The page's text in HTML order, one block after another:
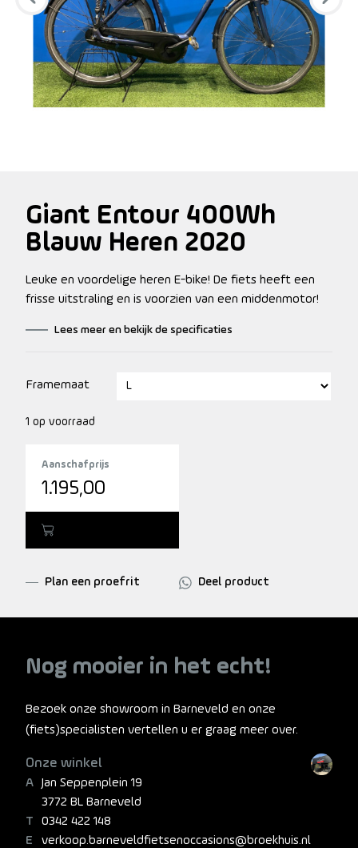
Giant Entour 400Wh
Blauw Heren 2020
Leuke en voordelige heren E-bike! De fiets heeft een
frisse uitstraling en is voorzien van een middenmotor!
Lees meer en bekijk de specificaties
Framemaat
1 op voorraad
Aanschafprijs
1.195,00
Plan een proefrit Deel product
Nog mooier in het echt!
Bezoek onze showroom in Barneveld en onze
(fiets)specialisten vertellen u er graag meer over.
Onze winkel
Jan Seppenplein 19
3772 BL Barneveld
0342 422 148
verkoop.barneveldfietsenoccasions@broekhuis.nl